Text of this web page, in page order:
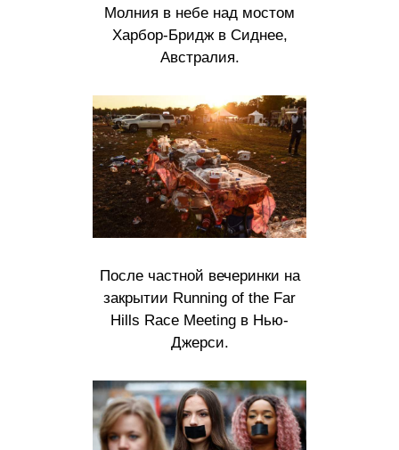
Молния в небе над мостом
Харбор-Бридж в Сиднее,
Австралия.
После частной вечеринки на
закрытии Running of the Far
Hills Race Meeting в Нью-
Джерси.